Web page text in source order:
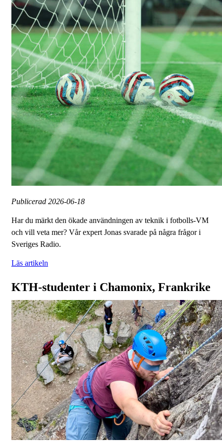
Publicerad 2026-06-18
Har du märkt den ökade användningen av teknik i fotbolls-VM
och vill veta mer? Vår expert Jonas svarade på några frågor i
Sveriges Radio.
Läs artikeln
KTH-studenter i Chamonix, Frankrike